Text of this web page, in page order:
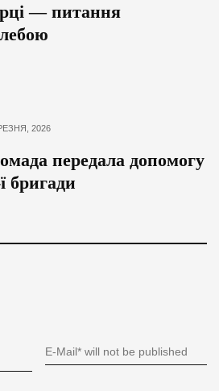
— питання
2026
передала допомогу
бригади